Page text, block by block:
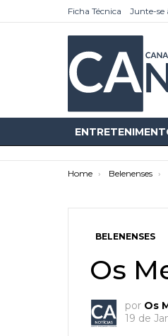
Ficha Técnica Junte-se
You are here:
Home Belenenses
BELENENSES
Os
por Os
19 de